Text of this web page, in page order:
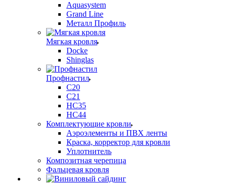
Aquasystem
Grand Line
Металл Профиль
Мягкая кровля
Docke
Shinglas
Профнастил
C20
C21
НС35
НС44
Комплектующие кровли
Аэроэлементы и ПВХ ленты
Краска, корректор для кровли
Уплотнитель
Композитная черепица
Фальцевая кровля